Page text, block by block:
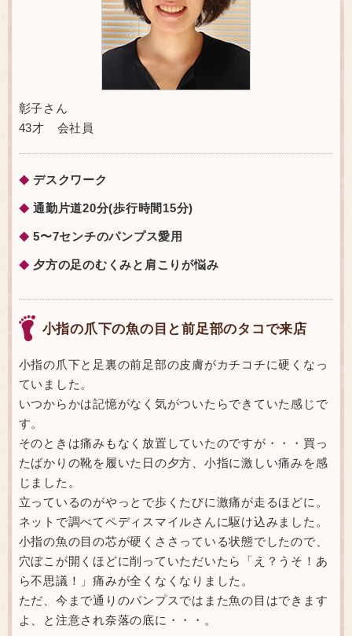
彰子さん
43才 会社員
◆ デスクワーク
◆ 通勤片道20分(歩行時間15分)
◆ 5〜7センチのパンプス愛用
◆ 夕方の足のむくみと肩こりが悩み
小指の爪下の魚の目と前足部のタコで来店
小指の爪下と足裏の前足部の皮膚がカチコチに硬くなっ
ていました。
いつからかは記憶がなく気がついたらできていた感じで
す。
そのときは痛みもなく放置していたのですが・・・買っ
たばかりの靴を履いた日の夕方、小指に激しい痛みを感
じました。
立っているのがやっとで歩くたびに激痛が走るほどに。
ネットで調べてペディスマイルさんに駆け込みました。
小指の魚の目の芯が硬くささっている状態でしたので、
穴ぼこが開くほどに削っていただいたら「え？うそ！あ
ら不思議！」痛みが全くなくなりました。
ただ、今まで通りのパンプスではまた魚の目はできます
よ、と注意され奈落の底に・・・。